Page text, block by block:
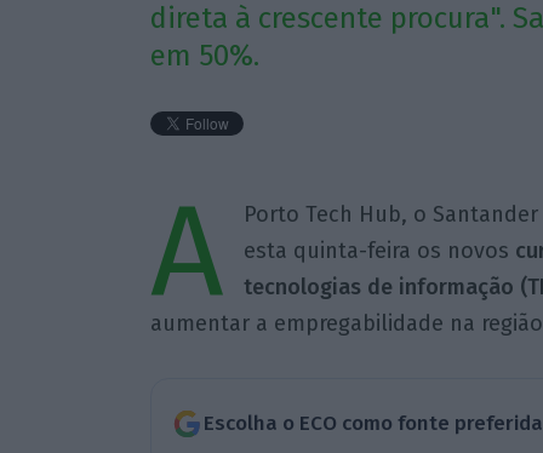
direta à crescente procura".
em 50%.
A
Porto Tech Hub, o
esta quinta-feira os novos
tecnologias de informação
aumentar a empregabilidade na
Escolha o ECO como fonte